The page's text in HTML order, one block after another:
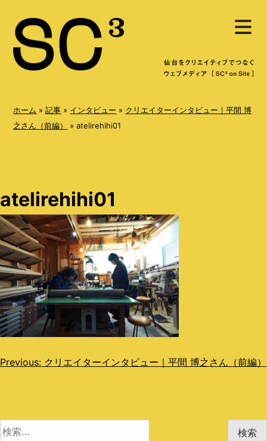
e
n
t
メ
ニ
を
開
く
ホーム »記事 » インタビュー » クリエイターインタビュー｜平間 博
之さん（前編）
»atelirehihi01
atelirehihi01
投
ビ
Previous: クリエイターインタビュー｜平間 博之さん（前編）
検